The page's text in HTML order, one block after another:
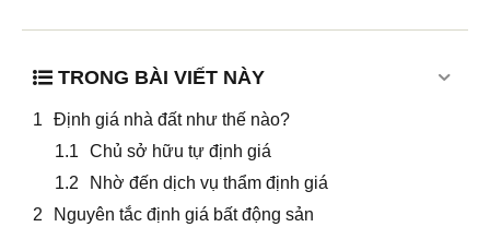
5/5(2 Reviews)
TRONG BÀI VIẾT NÀY
Định giá nhà đất như thế nào?
Chủ sở hữu tự định giá
Nhờ đến dịch vụ thẩm định giá
Nguyên tắc định giá bất động sản